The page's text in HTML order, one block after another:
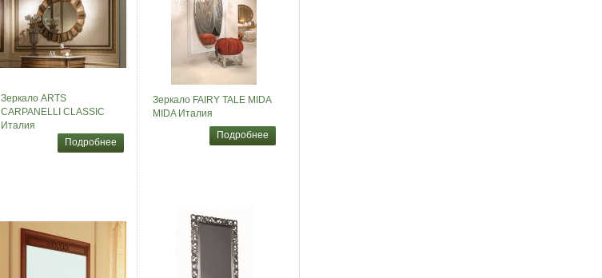
Зеркало ARTS
CARPANELLI CLASSIC
Италия
Подробнее
Зеркало FAIRY TALE MIDA
MIDA Италия
Подробнее